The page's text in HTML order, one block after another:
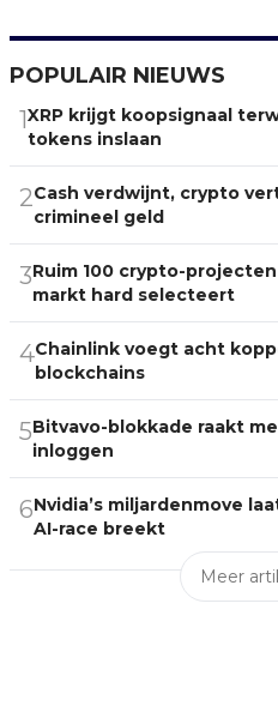
POPULAIR NIEUWS
1XRP krijgt koopsignaal
tokens inslaan
2Cash verdwijnt, crypto
crimineel geld
3Ruim 100 crypto-
markt hard selecteert
4Chainlink voegt acht
blockchains
5Bitvavo-blokkade raakt
inloggen
6Nvidia’s miljardenmove
AI-race breekt
Meer